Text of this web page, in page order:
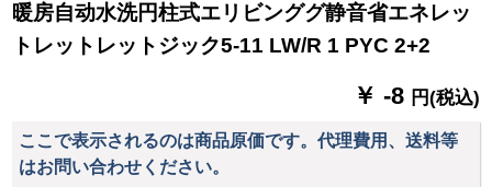
暖房自动水洗円柱式エリビンググ静音省エネレッ
トレットレットジック5-11 LW/R 1 PYC 2+2
￥ -8 円(税込)
ここで表示されるのは商品原価です。代理費用、送料等
はお問い合わせください。